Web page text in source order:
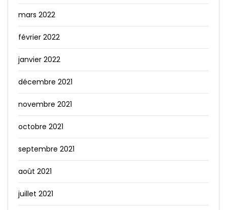
mars 2022
février 2022
janvier 2022
décembre 2021
novembre 2021
octobre 2021
septembre 2021
août 2021
juillet 2021